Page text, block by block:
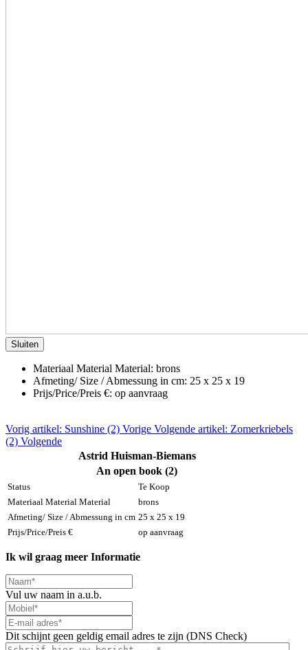
Sluiten
Materiaal Material Material: brons
Afmeting/ Size / Abmessung in cm: 25 x 25 x 19
Prijs/Price/Preis €: op aanvraag
Vorig artikel: Sunshine (2) Vorige Volgende artikel: Zomerkriebels
(2) Volgende
Astrid Huisman-Biemans
An open book (2)
Status
Te Koop
Materiaal Material Material
brons
Afmeting/ Size / Abmessung in cm 25 x 25 x 19
Prijs/Price/Preis €
op aanvraag
Ik wil graag meer Informatie
Vul uw naam in a.u.b.
Dit schijnt geen geldig email adres te zijn (DNS Check)